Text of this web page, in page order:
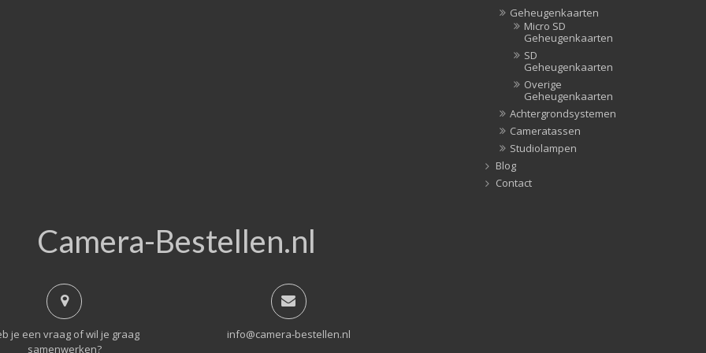
Geheugenkaarten
Micro SD
Geheugenkaarten
SD
Geheugenkaarten
Overige
Geheugenkaarten
Achtergrondsystemen
Cameratassen
Studiolampen
Blog
Contact
Camera-Bestellen.nl
je een vraag of wil je graag
samenwerken?
info@camera-bestellen.nl